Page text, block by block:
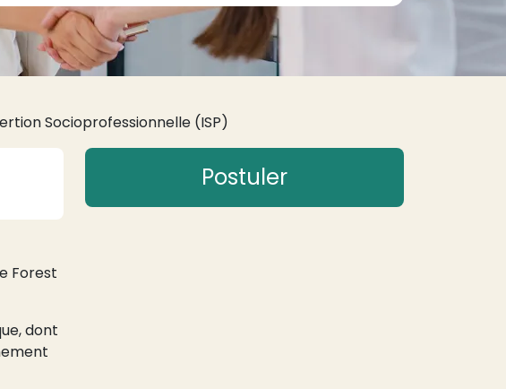
Socioprofessionnelle (ISP)
Forest
dont
Postuler